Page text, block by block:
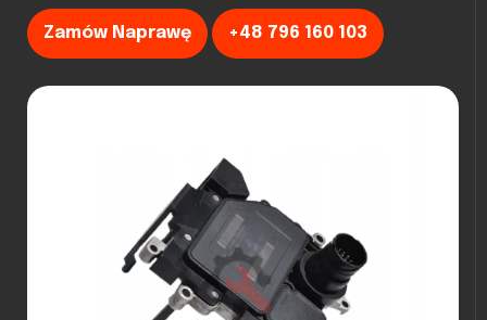
Zamów Naprawę +48 796 160 103